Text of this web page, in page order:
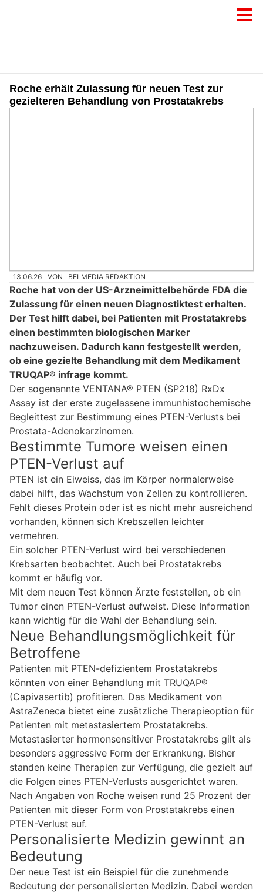
Roche erhält Zulassung für neuen Test zur
gezielteren Behandlung von Prostatakrebs
13.06.26 VON BELMEDIA REDAKTION
Roche hat von der US-Arzneimittelbehörde FDA die
Zulassung für einen neuen Diagnostiktest erhalten.
Der Test hilft dabei, bei Patienten mit Prostatakrebs
einen bestimmten biologischen Marker
nachzuweisen. Dadurch kann festgestellt werden,
ob eine gezielte Behandlung mit dem Medikament
TRUQAP® infrage kommt.
Der sogenannte VENTANA® PTEN (SP218) RxDx
Assay ist der erste zugelassene immunhistochemische
Begleittest zur Bestimmung eines PTEN-Verlusts bei
Prostata-Adenokarzinomen.
Bestimmte Tumore weisen einen
PTEN-Verlust auf
PTEN ist ein Eiweiss, das im Körper normalerweise
dabei hilft, das Wachstum von Zellen zu kontrollieren.
Fehlt dieses Protein oder ist es nicht mehr ausreichend
vorhanden, können sich Krebszellen leichter
vermehren.
Ein solcher PTEN-Verlust wird bei verschiedenen
Krebsarten beobachtet. Auch bei Prostatakrebs
kommt er häufig vor.
Mit dem neuen Test können Ärzte feststellen, ob ein
Tumor einen PTEN-Verlust aufweist. Diese Information
kann wichtig für die Wahl der Behandlung sein.
Neue Behandlungsmöglichkeit für
Betroffene
Patienten mit PTEN-defizientem Prostatakrebs
könnten von einer Behandlung mit TRUQAP®
(Capivasertib) profitieren. Das Medikament von
AstraZeneca bietet eine zusätzliche Therapieoption für
Patienten mit metastasiertem Prostatakrebs.
Metastasierter hormonsensitiver Prostatakrebs gilt als
besonders aggressive Form der Erkrankung. Bisher
standen keine Therapien zur Verfügung, die gezielt auf
die Folgen eines PTEN-Verlusts ausgerichtet waren.
Nach Angaben von Roche weisen rund 25 Prozent der
Patienten mit dieser Form von Prostatakrebs einen
PTEN-Verlust auf.
Personalisierte Medizin gewinnt an
Bedeutung
Der neue Test ist ein Beispiel für die zunehmende
Bedeutung der personalisierten Medizin. Dabei werden